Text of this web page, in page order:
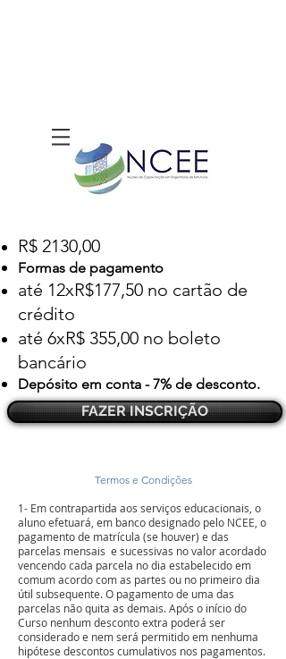
Termos e Condições
1- Em contrapartida aos serviços educacionais, o
aluno efetuará, em banco designado pelo NCEE, o
pagamento de matrícula (se houver) e das
parcelas mensais e sucessivas no valor acordado
vencendo cada parcela no dia estabelecido em
comum acordo com as partes ou no primeiro dia
útil subsequente. O pagamento de uma das
parcelas não quita as demais. Após o início do
Curso nenhum desconto extra poderá ser
considerado e nem será permitido em nenhuma
hipótese descontos cumulativos nos pagamentos.
R$ 2130,00
Formas de pagamento
até 12xR$177,50 no cartão de
crédito
até 6xR$ 355,00 no boleto
bancário
Depósito em conta - 7% de desconto.
FAZER INSCRIÇÃO